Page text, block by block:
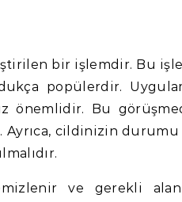
bir işlemdir. Bu
popülerdir.
önemlidir. Bu
Ayrıca, cildinizin durumu
ve gerekli